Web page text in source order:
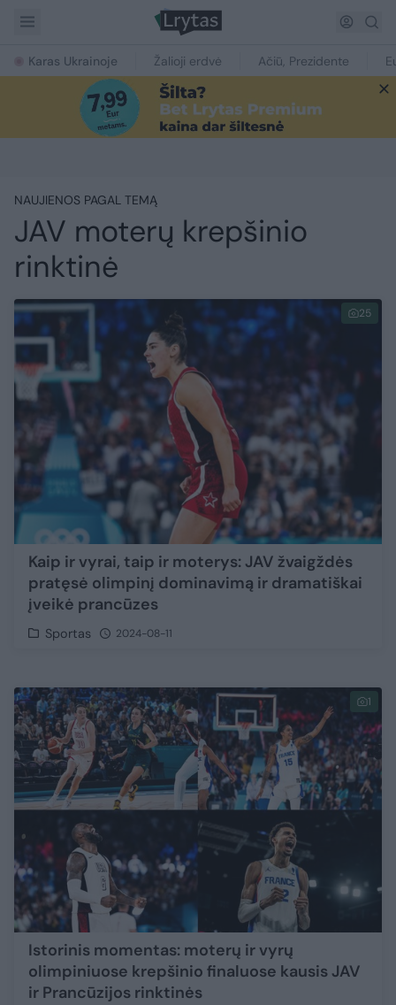
Karas Ukrainoje Žalioji erdvė Ačiū, Prezidente
NAUJIENOS PAGAL TEMĄ
JAV moterų krepšinio
rinktinė
25
Kaip ir vyrai, taip ir moterys: JAV žvaigždės
pratęsė olimpinį dominavimą ir dramatiškai
įveikė prancūzes
Sportas 2024-08-11
1
Istorinis momentas: moterų ir vyrų
olimpiniuose krepšinio finaluose kausis JAV
ir Prancūzijos rinktinės